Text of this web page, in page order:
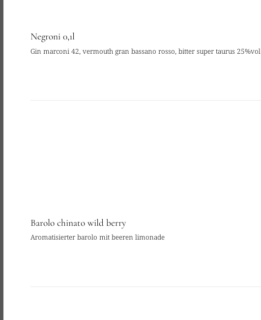
Negroni 0,1l
Gin marconi 42, vermouth gran bassano rosso, bitter super taurus 25%vol
Barolo chinato wild berry
Aromatisierter barolo mit beeren limonade